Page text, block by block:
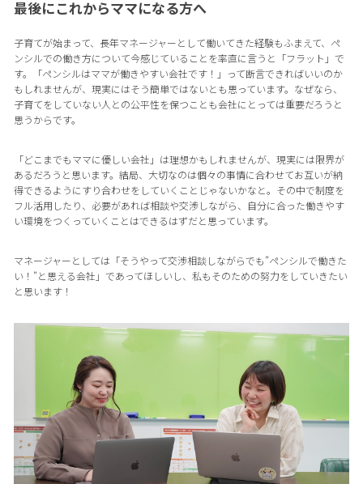
最後にこれからママになる方へ
子育てが始まって、長年マネージャーとして働いてきた経験もふまえて、ペ
ンシルでの働き方について今感じていることを率直に言うと「フラット」で
す。「ペンシルはママが働きやすい会社です！」って断言できればいいのか
もしれませんが、現実にはそう簡単ではないとも思っています。なぜなら、
子育てをしていない人との公平性を保つことも会社にとっては重要だろうと
思うからです。
「どこまでもママに優しい会社」は理想かもしれませんが、現実には限界が
あるだろうと思います。結局、大切なのは個々の事情に合わせてお互いが納
得できるようにすり合わせをしていくことじゃないかなと。その中で制度を
フル活用したり、必要があれば相談や交渉しながら、自分に合った働きやす
い環境をつくっていくことはできるはずだと思っています。
マネージャーとしては「そうやって交渉相談しながらでも”ペンシルで働きた
い！”と思える会社」であってほしいし、私もそのための努力をしていきたい
と思います！